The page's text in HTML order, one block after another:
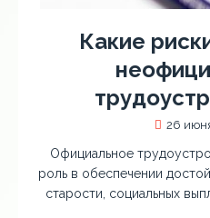
Какие
26
Официальное
роль в обеспечении
старости, социальных